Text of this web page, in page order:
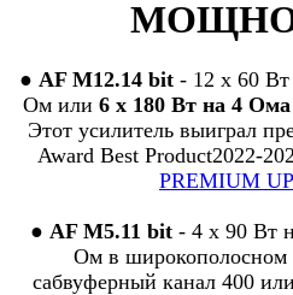
● AF M12.14 bit - 12 х 60
Ом или 6 х 180 Вт на 4 Ома
Этот усилитель выиграл
Award Best Product2022-
PREMIUM
● AF M5.11 bit - 4 х 90 Вт
Омв широкополосном
сабвуферный канал 400